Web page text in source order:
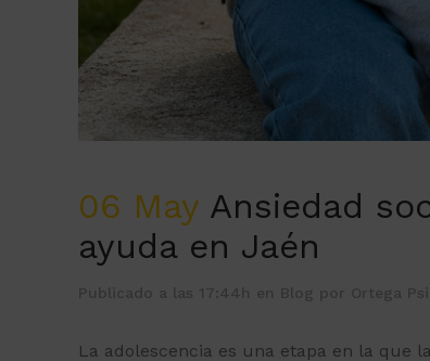
06 May Ansiedad
ayuda en Jaén
La adolescencia es una etapa en la que